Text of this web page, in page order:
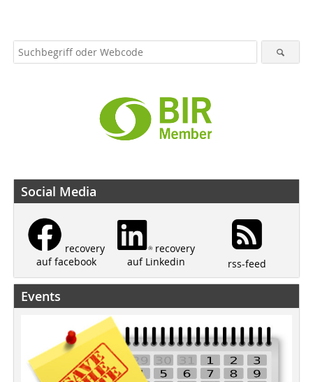
Social Media
recovery
auf facebook
recovery
auf Linkedin
rss-feed
Events